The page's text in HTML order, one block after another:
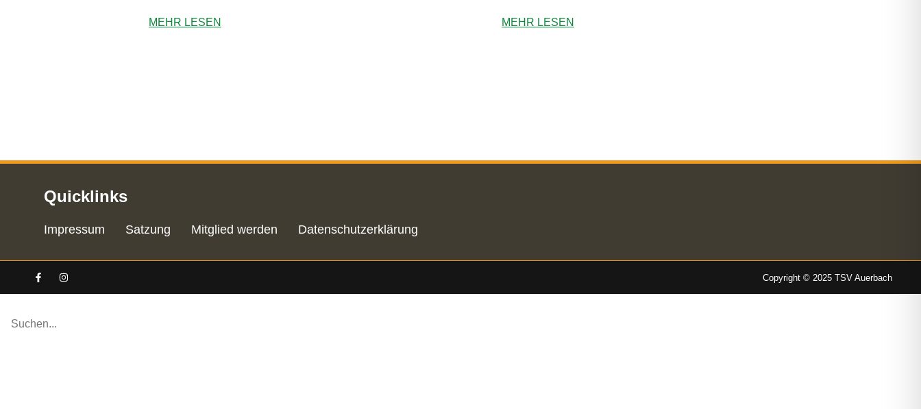
MEHR LESEN MEHR LESEN
Quicklinks
Impressum Satzung Mitglied werden Datenschutzerklärung
Copyright © 2025 TSV Auerbach